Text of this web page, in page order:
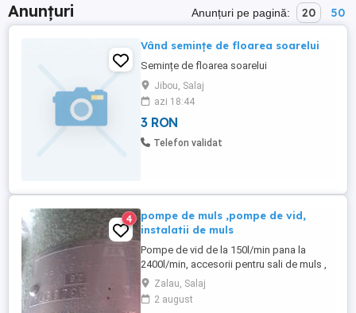
Anunțuri Anunțuri pe pagină: 20 50
Vând semințe de floarea soarelui
Semințe de floarea soarelui
Jibou, Salaj
azi 18:44
3 RON
Telefon validat
4
pompe de muls ,pompe de vid,
instalatii de muls
Pompe de vid de la 150l/min pana la
2400l/min, accesorii pentru sali de muls ,
sau instalatii de muls la bidon
Zalau, Salaj
2 august